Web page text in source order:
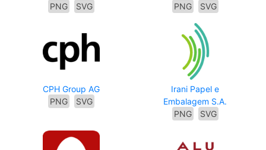
PNG
SVG
PNG
SVG
CPH Group AG
PNG
SVG
Irani Papel e
Embalagem S.A.
PNG
SVG